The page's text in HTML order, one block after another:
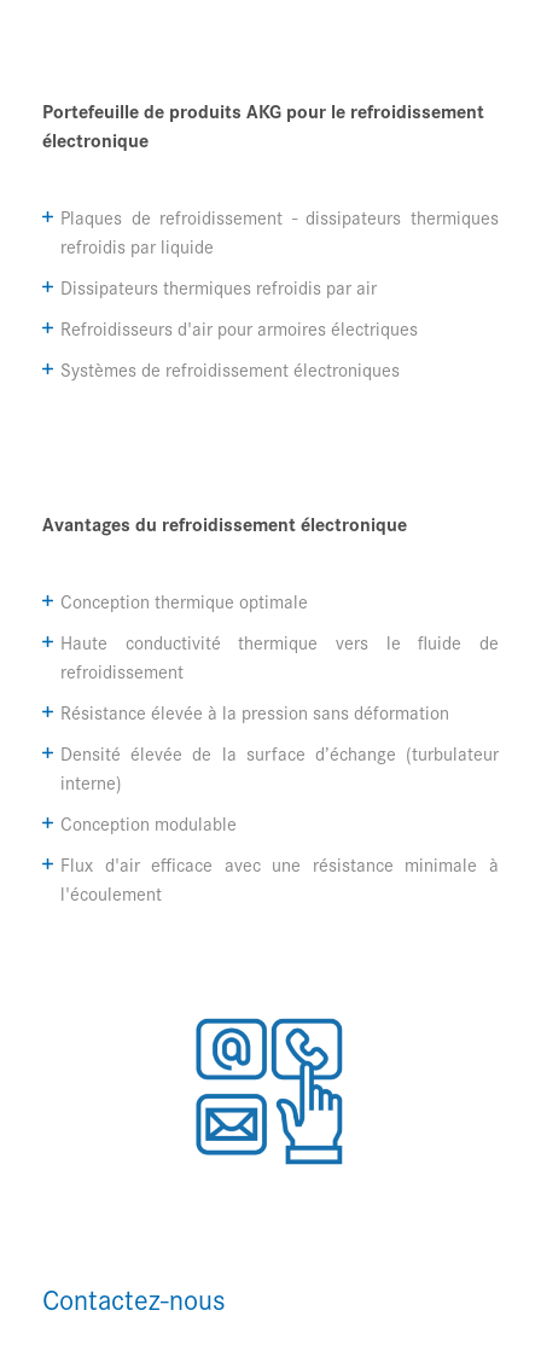
Portefeuille de produits AKG pour le refroidissement
électronique
Plaques de refroidissement - dissipateurs thermiques
refroidis par liquide
Dissipateurs thermiques refroidis par air
Refroidisseurs d'air pour armoires électriques
Systèmes de refroidissement électroniques
Avantages du refroidissement électronique
Conception thermique optimale
Haute conductivité thermique vers le fluide de
refroidissement
Résistance élevée à la pression sans déformation
Densité élevée de la surface d’échange (turbulateur
interne)
Conception modulable
Flux d'air efficace avec une résistance minimale à
l'écoulement
Contactez-nous